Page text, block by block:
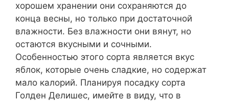
хорошем хранении они сохраняются до
конца весны, но только при достаточной
влажности. Без влажности они вянут, но
остаются вкусными и сочными.
Особенностью этого сорта является вкус
яблок, которые очень сладкие, но содержат
мало калорий. Планируя посадку сорта
Голден Делишес, имейте в виду, что в